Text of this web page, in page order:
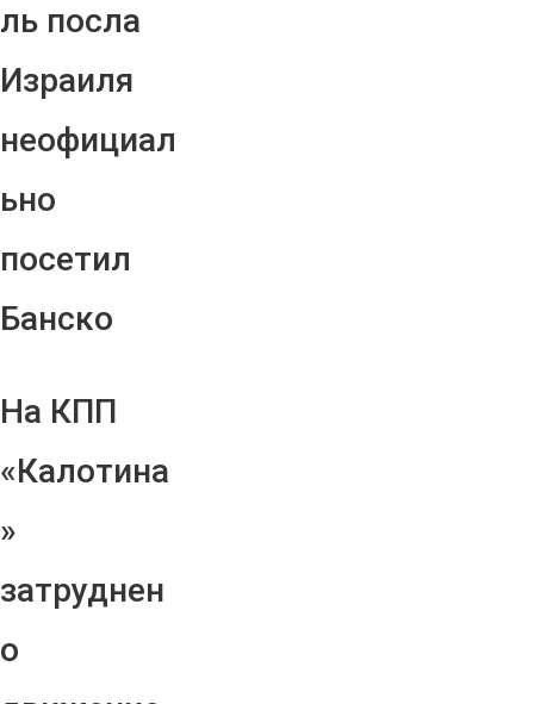
ль посла
Израиля
неофициал
ьно
посетил
Банско
На КПП
«Калотина
»
затруднен
о